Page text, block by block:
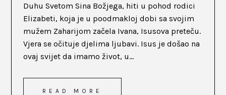
Duhu Svetom Sina Božjega, hiti u pohod rodici
Elizabeti, koja je u poodmakloj dobi sa svojim
mužem Zaharijom začela Ivana, Isusova preteču.
Vjera se očituje djelima ljubavi. Isus je došao na
ovaj svijet da imamo život, u...
READ MORE